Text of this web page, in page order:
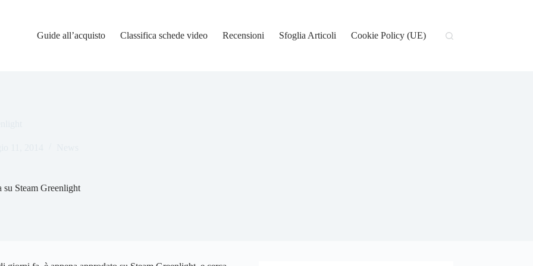
Guide all’acquisto
Classifica schede video Recensioni Sfoglia Articoli Cookie Policy (UE)
su Steam Greenlight